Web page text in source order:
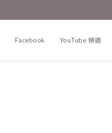
Facebook YouTube 頻道